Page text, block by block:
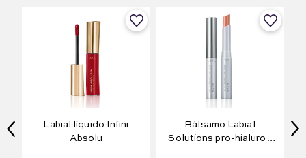
Labial líquido Infini
Absolu
Bálsamo Labial
Solutions pro-hialuron